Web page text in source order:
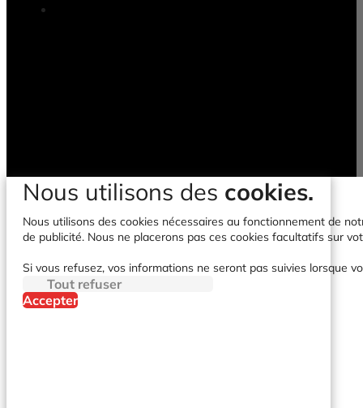
Nous utilisons des cookies.
Nous utilisons des cookies nécessaires au fonctionnement de
de publicité. Nous ne placerons pas ces cookies facultatifs sur
Si vous refusez, vos informations ne seront pas suivies lorsque
Tout refuser
Accepter